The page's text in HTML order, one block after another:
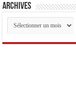
Archives
Archives